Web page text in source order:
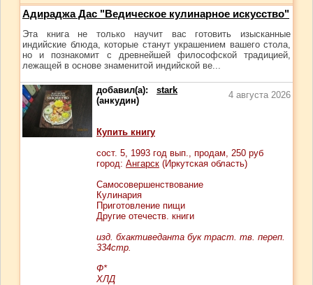
Адираджа Дас "Ведическое кулинарное искусство"
Эта книга не только научит вас готовить изысканные
индийские блюда, которые станут украшением вашего стола,
но и познакомит с древнейшей философской традицией,
лежащей в основе знаменитой индийской ве...
добавил(а): stark
(анкудин)
4 августа 2026
Купить книгу
сост. 5, 1993 год вып., продам, 250 руб
город: Ангарск (Иркутская область)
Самосовершенствование
Кулинария
Приготовление пищи
Другие отечеств. книги
изд. бхактиведанта бук траст. тв. переп.
334стр.
Ф*
ХЛД